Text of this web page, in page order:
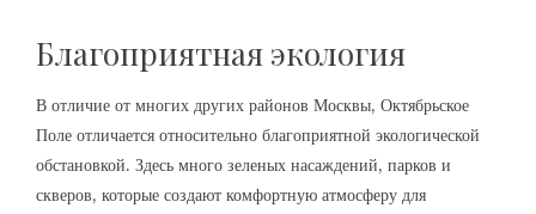
Благоприятная экология
В отличие от многих других районов Москвы, Октябрьское
Поле отличается относительно благоприятной экологической
обстановкой. Здесь много зеленых насаждений, парков и
скверов, которые создают комфортную атмосферу для